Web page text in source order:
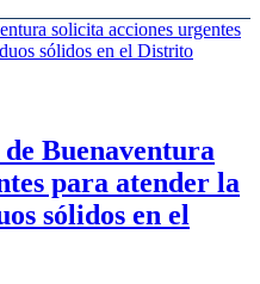
Buenaventura
para atender la
sólidos en el